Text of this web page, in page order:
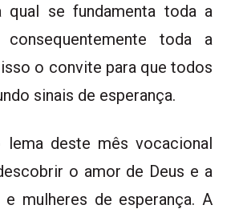
qual se fundamenta toda a
toda a
o convite para que todos
sinais de esperança.
deste mês vocacional
o amor de Deus e a
e mulheres de esperança. A